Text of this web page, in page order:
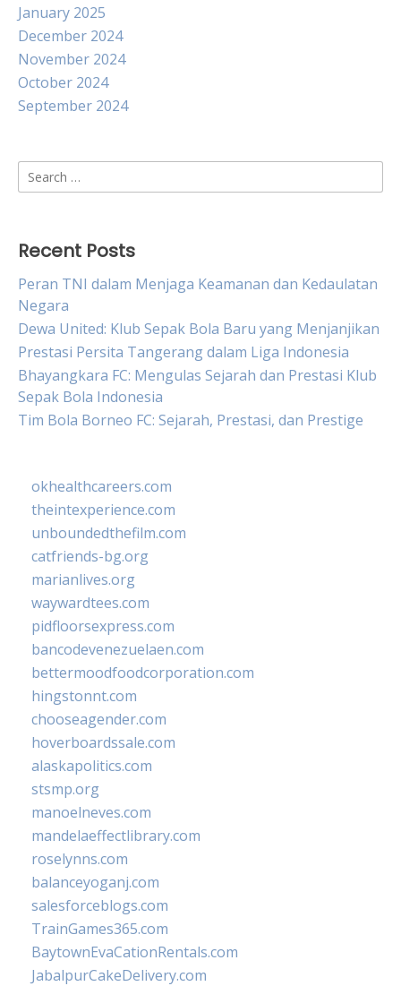
January 2025
December 2024
November 2024
October 2024
September 2024
Search
for:
Recent Posts
Peran TNI dalam Menjaga Keamanan dan Kedaulatan
Negara
Dewa United: Klub Sepak Bola Baru yang Menjanjikan
Prestasi Persita Tangerang dalam Liga Indonesia
Bhayangkara FC: Mengulas Sejarah dan Prestasi Klub
Sepak Bola Indonesia
Tim Bola Borneo FC: Sejarah, Prestasi, dan Prestige
okhealthcareers.com
theintexperience.com
unboundedthefilm.com
catfriends-bg.org
marianlives.org
waywardtees.com
pidfloorsexpress.com
bancodevenezuelaen.com
bettermoodfoodcorporation.com
hingstonnt.com
chooseagender.com
hoverboardssale.com
alaskapolitics.com
stsmp.org
manoelneves.com
mandelaeffectlibrary.com
roselynns.com
balanceyoganj.com
salesforceblogs.com
TrainGames365.com
BaytownEvaCationRentals.com
JabalpurCakeDelivery.com